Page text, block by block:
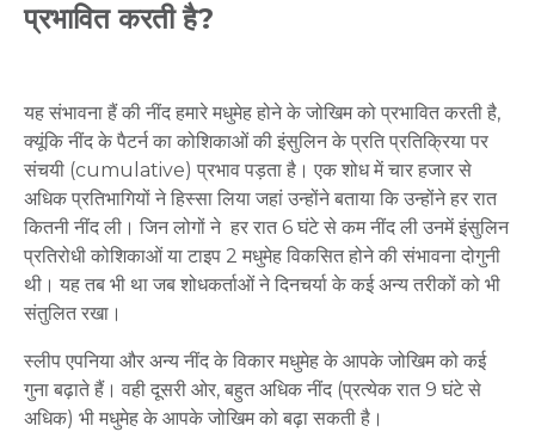
प्रभावित करती है?
यह संभावना हैं की नींद हमारे मधुमेह होने के जोखिम को प्रभावित करती है,
क्यूंकि नींद के पैटर्न का कोशिकाओं की इंसुलिन के प्रति प्रतिक्रिया पर
संचयी (cumulative) प्रभाव पड़ता है। एक शोध में चार हजार से
अधिक प्रतिभागियों ने हिस्सा लिया जहां उन्होंने बताया कि उन्होंने हर रात
कितनी नींद ली। जिन लोगों ने हर रात6 घंटे से कम नींद ली उनमें इंसुलिन
प्रतिरोधी कोशिकाओं या टाइप 2 मधुमेह विकसित होने की संभावना दोगुनी
थी। यह तब भी था जब शोधकर्ताओं ने दिनचर्या के कई अन्य तरीकों को भी
संतुलित रखा।
स्लीप एपनिया और अन्य नींद के विकार मधुमेह के आपके जोखिम को कई
गुना बढ़ाते हैं। वही दूसरी ओर, बहुत अधिक नींद (प्रत्येक रात9 घंटे से
अधिक) भी मधुमेह के आपके जोखिम को बढ़ा सकती है।